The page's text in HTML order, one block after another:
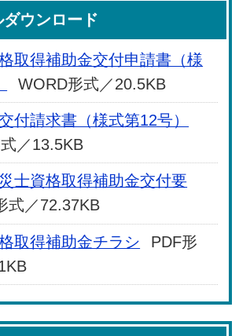
ウンロード
取得補助金交付申請書（様
WORD形式／20.5KB
付請求書（様式第12号）
／13.5KB
士資格取得補助金交付要
式／72.37KB
取得補助金チラシ
PDF形